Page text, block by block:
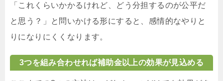
「これくらいかかるけれど、どう分担するのが公平だ
と思う？」と問いかける形にすると、感情的なやりと
りになりにくくなります。
3つを組み合わせれば補助金以上の効果が見込める